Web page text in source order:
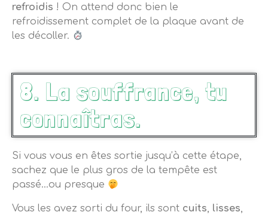
refroidis ! On attend donc bien le
refroidissement complet de la plaque avant de
les décoller.
8. La souffrance, tu
connaîtras.
Si vous vous en êtes sortie jusqu’à cette étape,
sachez que le plus gros de la tempête est
passé…ou presque
Vous les avez sorti du four, ils sont cuits, lisses,